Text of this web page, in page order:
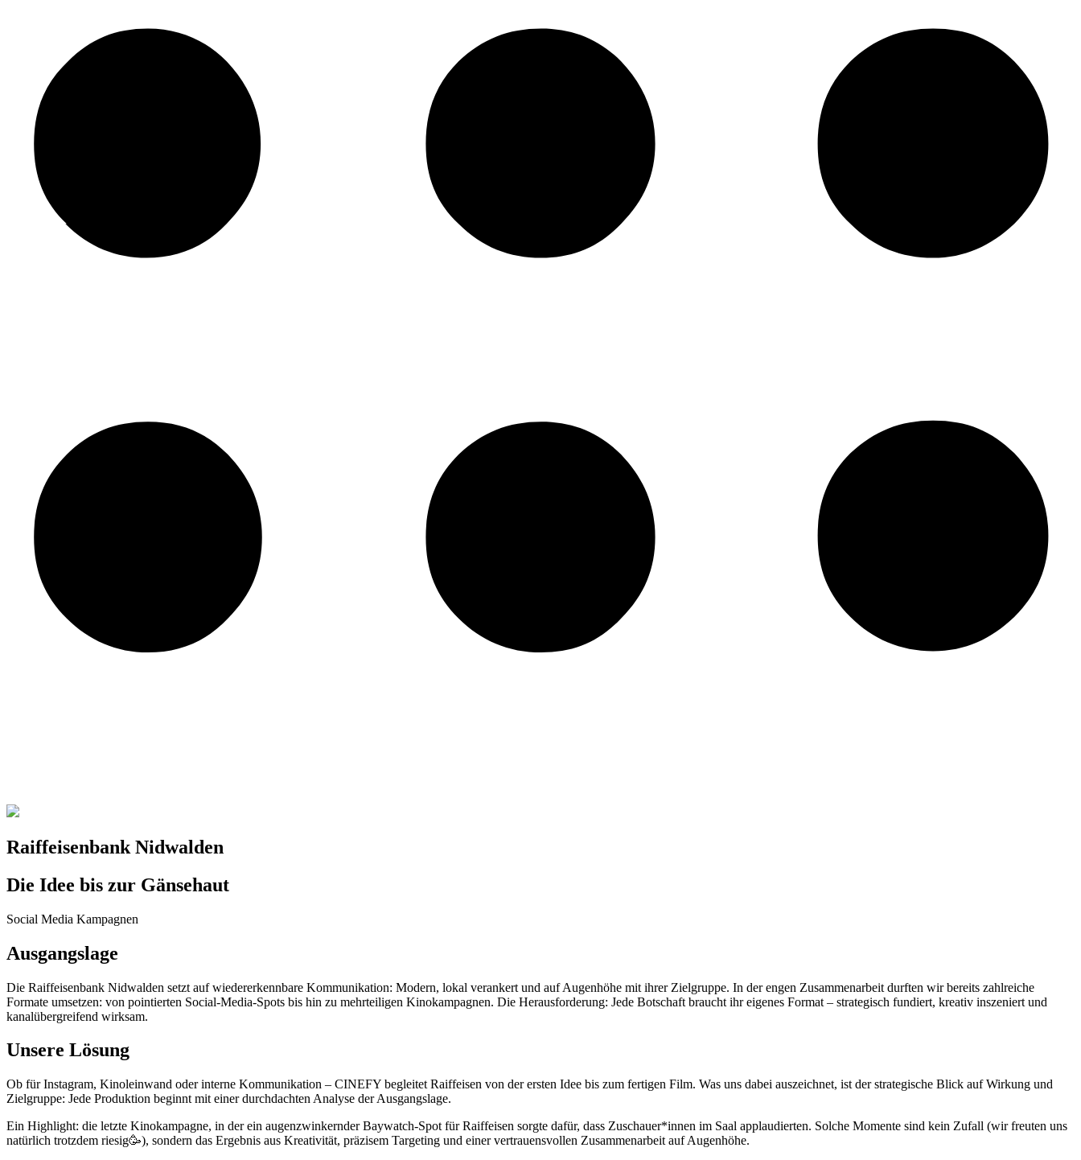
Raiffeisenbank Nidwalden
Die Idee bis zur Gänsehaut
Social Media Kampagnen
Ausgangslage
Die Raiffeisenbank Nidwalden setzt auf wiedererkennbare Kommunikation: Modern, lokal verankert und auf Augenhöhe mit ihrer Zielgruppe. In der engen Zusammenarbeit durften wir bereits zahlreiche
Formate umsetzen: von pointierten Social-Media-Spots bis hin zu mehrteiligen Kinokampagnen. Die Herausforderung: Jede Botschaft braucht ihr eigenes Format – strategisch fundiert, kreativ inszeniert und
kanalübergreifend wirksam.
Unsere Lösung
Ob für Instagram, Kinoleinwand oder interne Kommunikation – CINEFY begleitet Raiffeisen von der ersten Idee bis zum fertigen Film. Was uns dabei auszeichnet, ist der strategische Blick auf Wirkung und
Zielgruppe: Jede Produktion beginnt mit einer durchdachten Analyse der Ausgangslage.
Ein Highlight: die letzte Kinokampagne, in der ein augenzwinkernder Baywatch-Spot für Raiffeisen sorgte dafür, dass Zuschauer*innen im Saal applaudierten. Solche Momente sind kein Zufall (wir freuten uns
natürlich trotzdem riesig🥳), sondern das Ergebnis aus Kreativität, präzisem Targeting und einer vertrauensvollen Zusammenarbeit auf Augenhöhe.